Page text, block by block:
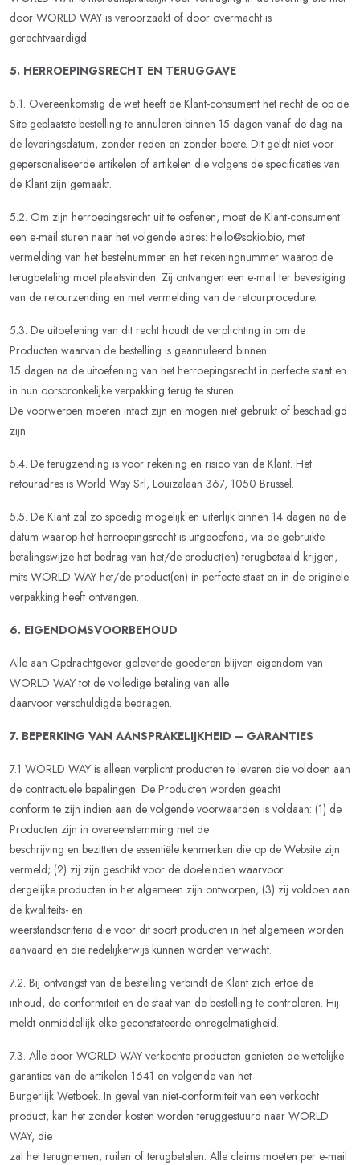
door WORLD WAY is veroorzaakt of door overmacht is
gerechtvaardigd.
5. HERROEPINGSRECHT EN TERUGGAVE
5.1. Overeenkomstig de wet heeft de Klant-consument het recht de op de
Site geplaatste bestelling te annuleren binnen 15 dagen vanaf de dag na
de leveringsdatum, zonder reden en zonder boete. Dit geldt niet voor
gepersonaliseerde artikelen of artikelen die volgens de specificaties van
de Klant zijn gemaakt.
5.2. Om zijn herroepingsrecht uit te oefenen, moet de Klant-consument
een e-mail sturen naar het volgende adres: hello@sokio.bio, met
vermelding van het bestelnummer en het rekeningnummer waarop de
terugbetaling moet plaatsvinden. Zij ontvangen een e-mail ter bevestiging
van de retourzending en met vermelding van de retourprocedure.
5.3. De uitoefening van dit recht houdt de verplichting in om de
Producten waarvan de bestelling is geannuleerd binnen
15 dagen na de uitoefening van het herroepingsrecht in perfecte staat en
in hun oorspronkelijke verpakking terug te sturen.
De voorwerpen moeten intact zijn en mogen niet gebruikt of beschadigd
zijn.
5.4. De terugzending is voor rekening en risico van de Klant. Het
retouradres is World Way Srl, Louizalaan 367, 1050 Brussel.
5.5. De Klant zal zo spoedig mogelijk en uiterlijk binnen 14 dagen na de
datum waarop het herroepingsrecht is uitgeoefend, via de gebruikte
betalingswijze het bedrag van het/de product(en) terugbetaald krijgen,
mits WORLD WAY het/de product(en) in perfecte staat en in de originele
verpakking heeft ontvangen.
6. EIGENDOMSVOORBEHOUD
Alle aan Opdrachtgever geleverde goederen blijven eigendom van
WORLD WAY tot de volledige betaling van alle
daarvoor verschuldigde bedragen.
7. BEPERKING VAN AANSPRAKELIJKHEID – GARANTIES
7.1 WORLD WAY is alleen verplicht producten te leveren die voldoen aan
de contractuele bepalingen. De Producten worden geacht
conform te zijn indien aan de volgende voorwaarden is voldaan: (1) de
Producten zijn in overeenstemming met de
beschrijving en bezitten de essentiële kenmerken die op de Website zijn
vermeld; (2) zij zijn geschikt voor de doeleinden waarvoor
dergelijke producten in het algemeen zijn ontworpen, (3) zij voldoen aan
de kwaliteits- en
weerstandscriteria die voor dit soort producten in het algemeen worden
aanvaard en die redelijkerwijs kunnen worden verwacht.
7.2. Bij ontvangst van de bestelling verbindt de Klant zich ertoe de
inhoud, de conformiteit en de staat van de bestelling te controleren. Hij
meldt onmiddellijk elke geconstateerde onregelmatigheid.
7.3. Alle door WORLD WAY verkochte producten genieten de wettelijke
garanties van de artikelen 1641 en volgende van het
Burgerlijk Wetboek. In geval van niet-conformiteit van een verkocht
product, kan het zonder kosten worden teruggestuurd naar WORLD
WAY, die
zal het terugnemen, ruilen of terugbetalen. Alle claims moeten per e-mail